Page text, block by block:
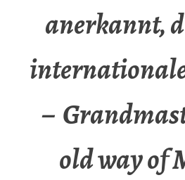
anerkannt,
–
old way of